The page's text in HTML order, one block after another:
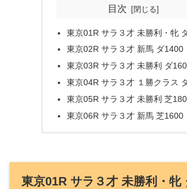
目次
東京01R サラ３才 未勝利・牝
東京02R サラ３才 新馬 ダ1400
東京03R サラ３才 未勝利 ダ
東京04R サラ３才 １勝クラス
東京05R サラ３才 未勝利 芝
東京06R サラ３才 新馬 芝1600
東京01R サラ３才 未勝利・牝